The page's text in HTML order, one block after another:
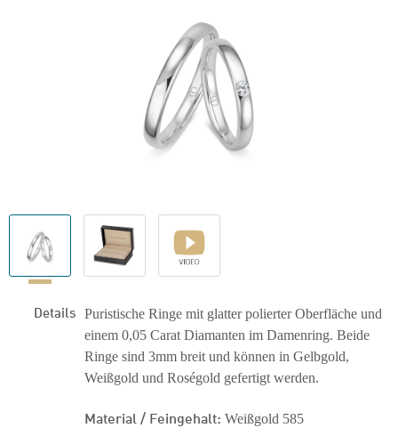
Details Puristische Ringe mit glatter polierter Oberfläche und
einem 0,05 Carat Diamanten im Damenring. Beide
Ringe sind 3mm breit und können in Gelbgold,
Weißgold und Roségold gefertigt werden.
Material / Feingehalt: Weißgold 585